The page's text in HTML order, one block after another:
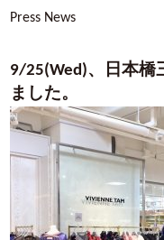
Press News
9/25(Wed)、日本橋
ました。